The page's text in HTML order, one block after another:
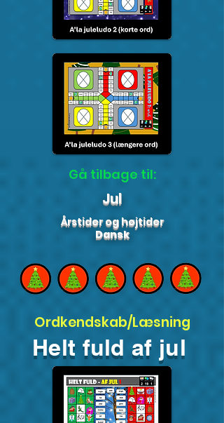
Gå tilbage til:
Jul
Årstider og højtider
Dansk
Ordkendskab/Læsning
Helt fuld af jul